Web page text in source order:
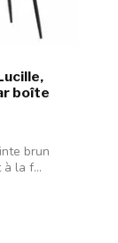
boîte
brun
la f...